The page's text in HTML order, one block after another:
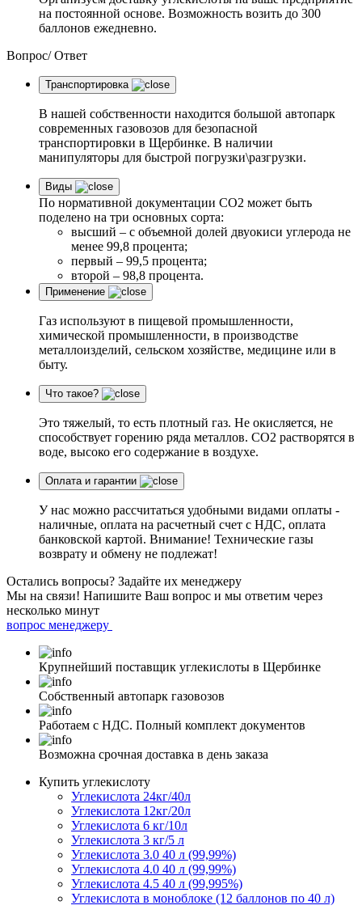
на постоянной основе. Возможность возить до 300
баллонов ежедневно.
Вопрос/Ответ
Транспортировка
В нашей собственности находится большой автопарк
современных газовозов для безопасной
транспортировки в Щербинке. В наличии
манипуляторы для быстрой погрузки\разгрузки.
Виды
По нормативной документации СО2 может быть
поделено на три основных сорта:
высший – с объемной долей двуокиси углерода не
менее 99,8 процента;
первый – 99,5 процента;
второй – 98,8 процента.
Применение
Газ используют в пищевой промышленности,
химической промышленности, в производстве
металлоизделий, сельском хозяйстве, медицине или в
быту.
Что такое?
Это тяжелый, то есть плотный газ. Не окисляется, не
способствует горению ряда металлов. СО2 растворятся в
воде, высоко его содержание в воздухе.
Оплата и гарантии
У нас можно рассчитаться удобными видами оплаты -
наличные, оплата на расчетный счет с НДС, оплата
банковской картой. Внимание! Технические газы
возврату и обмену не подлежат!
Остались вопросы? Задайте их менеджеру
Мы на связи! Напишите Ваш вопрос и мы ответим через
несколько минут
вопрос менеджеру
Крупнейший поставщик углекислоты в Щербинке
Собственный автопарк газовозов
Работаем с НДС. Полный комплект документов
Возможна срочная доставка в день заказа
Купить углекислоту
Углекислота 24кг/40л
Углекислота 12кг/20л
Углекислота 6 кг/10л
Углекислота 3 кг/5 л
Углекислота 3.0 40 л (99,99%)
Углекислота 4.0 40 л (99,99%)
Углекислота 4.5 40 л (99,995%)
Углекислота в моноблоке (12 баллонов по 40 л)